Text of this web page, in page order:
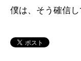
僕は、そう確信し